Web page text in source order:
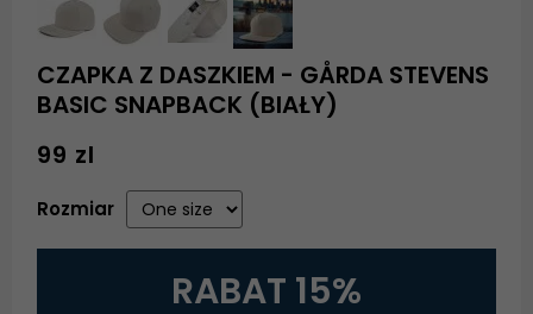
CZAPKA Z DASZKIEM - GÅRDA STEVENS
BASIC SNAPBACK (BIAŁY)
99 zl
Rozmiar
RABAT 15%